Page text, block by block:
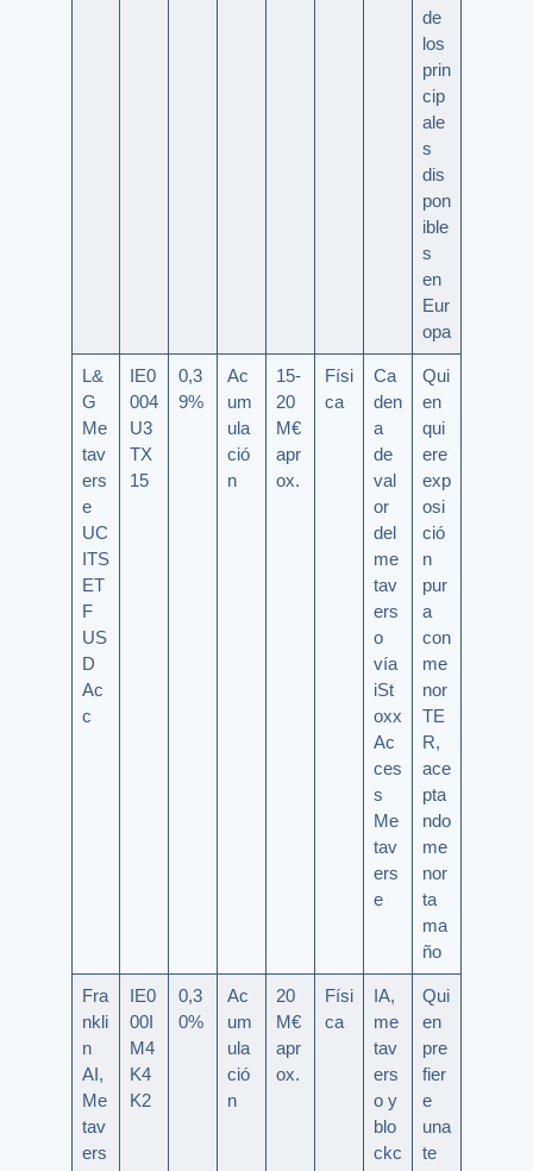
de
los
prin
cip
ale
s
dis
pon
ible
s
en
Eur
opa
L&
G
Me
tav
ers
e
UC
ITS
ET
F
US
D
Ac
c
IE0
004
U3
TX
15
0,3
9%
Ac
um
ula
ció
n
15-
20
M€
apr
ox.
Físi
ca
Ca
den
a
de
val
or
del
me
tav
ers
o
vía
iSt
oxx
Ac
ces
s
Me
tav
ers
e
Qui
en
qui
ere
exp
osi
ció
n
pur
a
con
me
nor
TE
R,
ace
pta
ndo
me
nor
ta
ma
ño
Fra
nkli
n
AI,
Me
tav
ers
IE0
00I
M4
K4
K2
0,3
0%
Ac
um
ula
ció
n
20
M€
apr
ox.
Físi
ca
IA,
me
tav
ers
o y
blo
ckc
Qui
en
pre
fier
e
una
te